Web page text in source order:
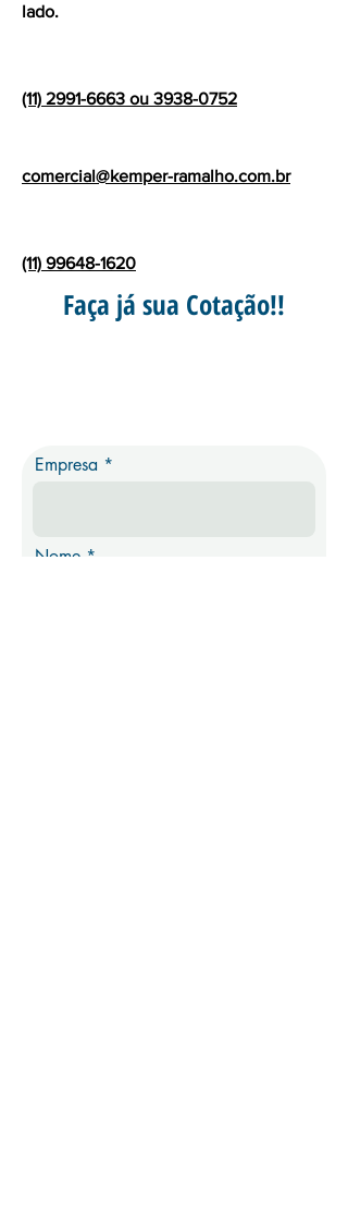
lado.
(11) 2991-6663 ou 3938-0752
comercial@kemper-ramalho.com.br
(11) 99648-1620
Faça já sua Cotação!!
Empresa
Nome